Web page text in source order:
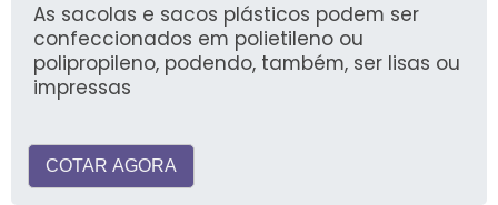
As sacolas e sacos plásticos podem ser
confeccionados em polietileno ou
polipropileno, podendo, também, ser lisas ou
impressas
COTAR AGORA